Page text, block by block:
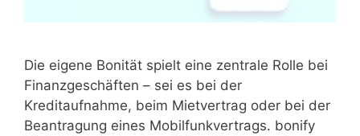
Die eigene Bonität spielt eine zentrale Rolle bei
Finanzgeschäften – sei es bei der
Kreditaufnahme, beim Mietvertrag oder bei der
Beantragung eines Mobilfunkvertrags. bonify